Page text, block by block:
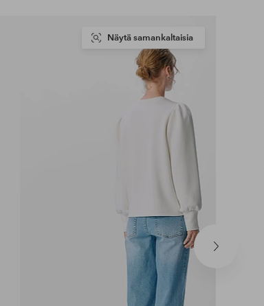
Seuraava
Näytä samankaltaisia